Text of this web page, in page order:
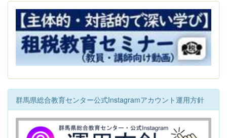
群馬県総合教育センター公式Instagramアカウント運用方針